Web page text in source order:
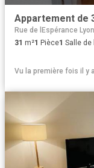
Rue de lEspérance Lyon
31 m²1 Pièce1 Salle de
Vu la première fois il y